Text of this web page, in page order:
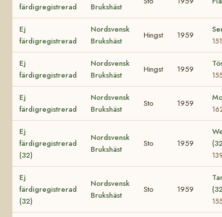
färdigregistrerad
Brukshäst
Ej
färdigregistrerad
Nordsvensk
Brukshäst
Hingst 1959
Ej
färdigregistrerad
Nordsvensk
Brukshäst
Hingst 1959
Ej
färdigregistrerad
Nordsvensk
Brukshäst
Sto 1959
Ej
färdigregistrerad
(32)
Nordsvensk
Brukshäst
Sto 1959
Ej
färdigregistrerad
(32)
Nordsvensk
Brukshäst
Sto 1959